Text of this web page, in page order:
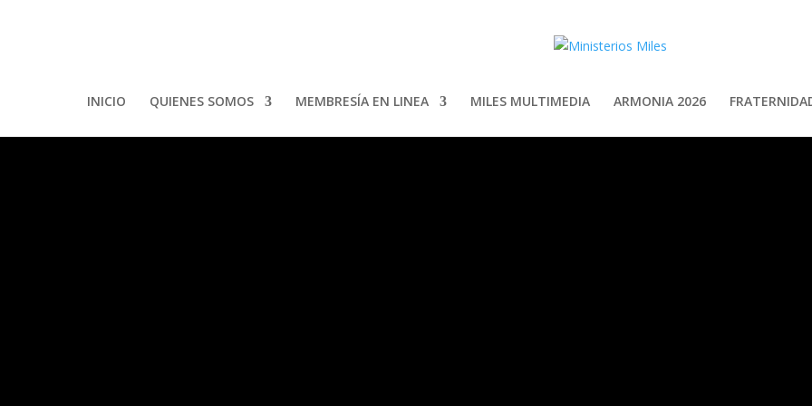
INICIO QUIENES SOMOS MEMBRESÍA EN LINEA MILES MULTIMEDIA ARMONIA 2026